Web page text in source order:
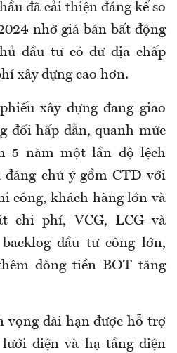
đã cải thiện đáng kể so
nhờ giá bán bất động
đầu tư có dư địa chấp
xây dựng cao hơn.
xây dựng đang giao
đối hấp dẫn, quanh mức
5 năm một lần độ lệch
đáng chú ý gồm CTD với
công, khách hàng lớn và
chi phí, VCG, LCG và
đầu tư công lớn,
dòng tiền BOT tăng
vọng dài hạn được hỗ trợ
điện và hạ tầng điện